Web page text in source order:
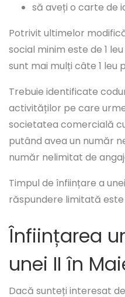
să aveți o carte de
Potrivit ultimelor
social minim este de 1
sunt mai mulți câte 1 leu
Trebuie identificate
activităților pe care
societatea comercială
putând avea un număr
număr nelimitat de
Timpul de înființare a
răspundere limitată
Înființarea
unei II în
Dacă sunteți interesat